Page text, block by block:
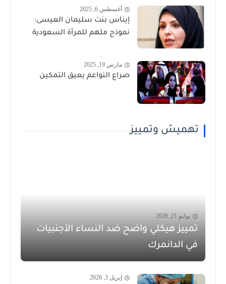
أغسطس 6, 2025
إيناس بنت سليمان العيسى:
نموذج ملهم للمرأة السعودية
مارس 19, 2025
صراع النواعم يعيق التمكين
تهميش وتمييز
يوليو 21, 2026
تمييز هيكلي واضح ضد النساء الأجنبيات
في الدانمرك
إبريل 3, 2026